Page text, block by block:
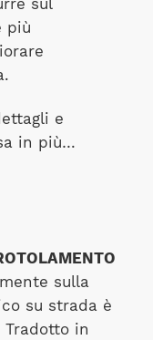
sul
più
e
in più…
sulla
su strada è
in